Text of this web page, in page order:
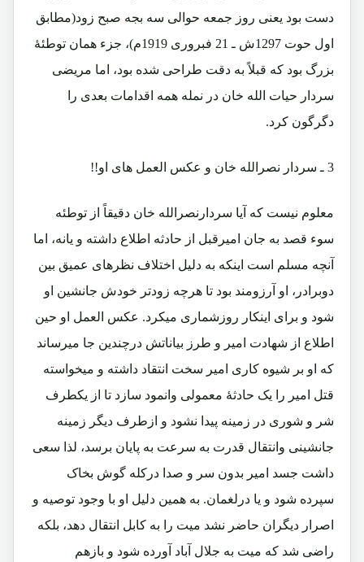
دست بود یعنی روز جمعه حوالی سه بجه صبح زود(مطابق
اول حوت 1297ش ـ 21 فبروری 1919م)، جزء همان توطئۀ
بزرگ بود که قبلاً به دقت طراحی شده بود، اما مریضی
سردار حیات الله خان در نمله همه اقدامات بعدی را
دگرگون کرد.
3 ـ سردار نصرالله خان و عکس العمل های او!!
معلوم نیست که آیا سردارنصرالله خان دقیقاً از توطئه
سوء قصد به جان امیرقبل از حادثه اطلاع داشته و یانه، اما
آنچه مسلم است اینکه به دلیل اختلاف نظرهای عمیق بین
دوبرادر، او آرزومند بود تا هرچه زودتر خودش جانشین او
شود و برای اینکار روزشماری میکرد. عکس العمل او حین
اطلاع از شهادت امیر و طرز بیاناتش درچندین جا میرساند
که او بر شیوه کاری امیر سخت انتقاد داشته و میخواسته
قتل امیر را یک حادثۀ معمولی وانمود سازد تا از یکطرف
شر و شوری در زمینه پیدا نشود و ازطرف دیگر زمینه
جانشینی وانتقال قدرت به سرعت به پایان برسد، لذا سعی
داشت جسد امیر بدون سر و صدا درکله گوش بخاک
سپرده شود و یا درلغمان. به همین دلیل او با وجود توصیه و
اصرار دیگران حاضر نشد میت را به کابل انتقال دهد، بلکه
راضی شد که میت به جلال آباد آورده شود و بازهم